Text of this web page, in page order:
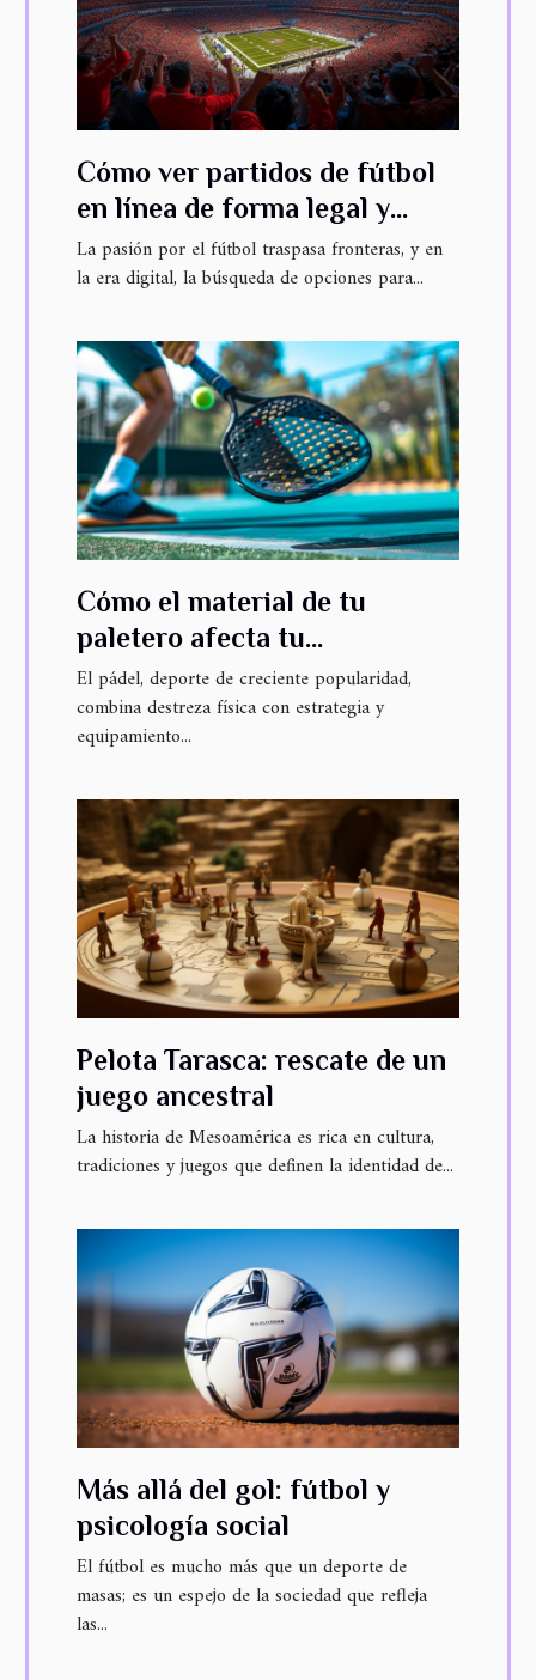
Cómo ver partidos de fútbol
en línea de forma legal y
gratuita
La pasión por el fútbol traspasa fronteras, y en
la era digital, la búsqueda de opciones para...
Cómo el material de tu
paletero afecta tu
rendimiento en pádel
El pádel, deporte de creciente popularidad,
combina destreza física con estrategia y
equipamiento...
Pelota Tarasca: rescate de un
juego ancestral
La historia de Mesoamérica es rica en cultura,
tradiciones y juegos que definen la identidad de...
Más allá del gol: fútbol y
psicología social
El fútbol es mucho más que un deporte de
masas; es un espejo de la sociedad que refleja
las...